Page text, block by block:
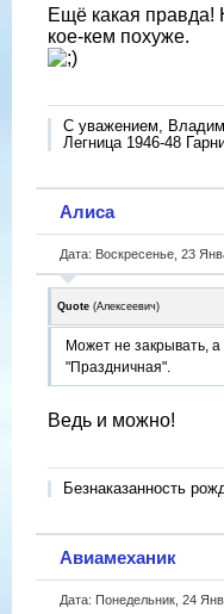
Ещё какая правда!
кое-кем похуже.
С уважением,
Легница 1946-48
Алиса
Дата: Воскресенье, 23
Quote (Алексеевич)
Может не закрывать,
"Праздничная".
Ведь и можно!
Безнаказанность
Авиамеханик
Дата: Понедельник, 24